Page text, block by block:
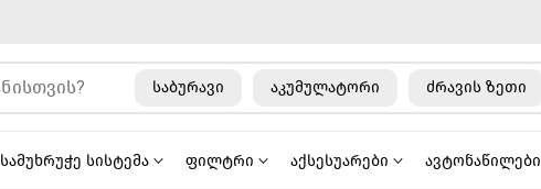
საბურავი აკუმულატორი ძრავის ზეთი
სამუხრუჭე სისტემა ფილტრი აქსესუარები ავტონაწილები